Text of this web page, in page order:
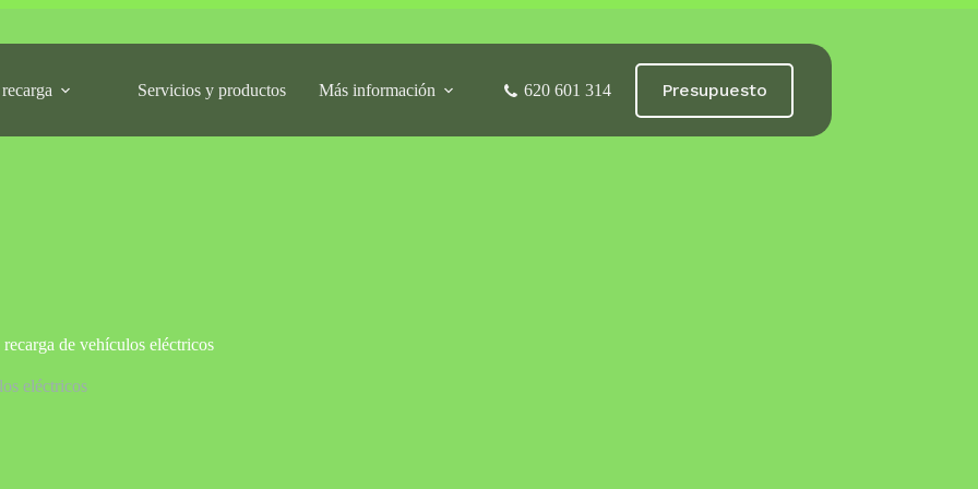
Servicios y productos Más información 620 601 314 Presupuesto
de vehículos eléctricos
eléctricos